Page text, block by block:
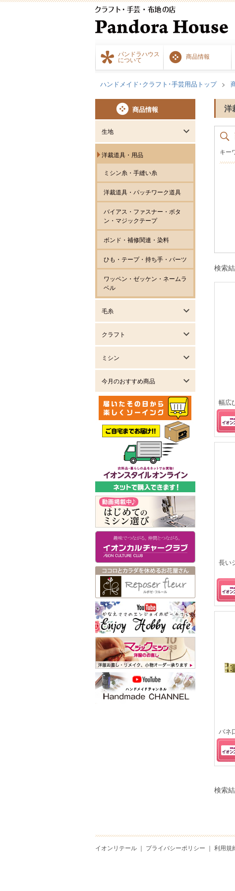
パンドラハウス
について
商品情報
ハンドメイド･クラフト･手芸用品トップ
洋
キー
検索
幅広
長い
バネ
検索
商品情報
生地
洋裁道具・用品
ミシン糸・手縫い糸
洋裁道具・パッチワーク道具
バイアス・ファスナー・ボタ
ン・マジックテープ
ボンド・補修関連・染料
ひも・テープ・持ち手・パーツ
ワッペン・ゼッケン・ネームラ
ベル
毛糸
クラフト
ミシン
今月のおすすめ商品
イオンリテール ｜ プライバシーポリシー ｜ 利用規